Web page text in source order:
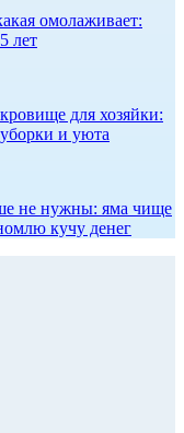
омолаживает:
лет
для хозяйки:
и уюта
не нужны: яма чище
кучу денег